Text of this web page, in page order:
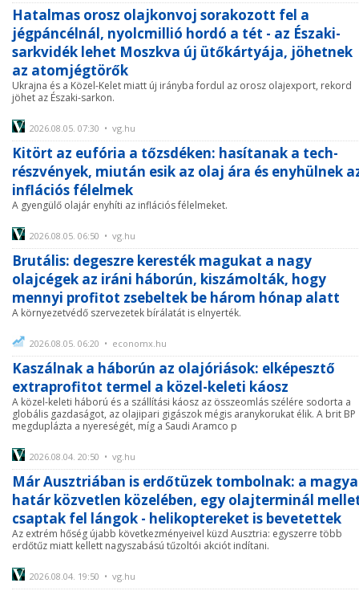
Hatalmas orosz olajkonvoj sorakozott fel a
jégpáncélnál, nyolcmillió hordó a tét - az Északi-
sarkvidék lehet Moszkva új ütőkártyája, jöhetnek
az atomjégtörők
Ukrajna és a Közel-Kelet miatt új irányba fordul az orosz olajexport, rekord
jöhet az Északi-sarkon.
2026.08.05. 07:30 • vg.hu
Kitört az eufória a tőzsdéken: hasítanak a tech-
részvények, miután esik az olaj ára és enyhülnek
inflációs félelmek
A gyengülő olajár enyhíti az inflációs félelmeket.
2026.08.05. 06:50 • vg.hu
Brutális: degeszre keresték magukat a nagy
olajcégek az iráni háborún, kiszámolták, hogy
mennyi profitot zsebeltek be három hónap alatt
A környezetvédő szervezetek bírálatát is elnyerték.
2026.08.05. 06:20 • economx.hu
Kaszálnak a háborún az olajóriások: elképesztő
extraprofitot termel a közel-keleti káosz
A közel-keleti háború és a szállítási káosz az összeomlás szélére sodorta a
globális gazdaságot, az olajipari gigászok mégis aranykorukat élik. A brit BP
megduplázta a nyereségét, míg a Saudi Aramco p
2026.08.04. 20:50 • vg.hu
Már Ausztriában is erdőtüzek tombolnak: a
határ közvetlen közelében, egy olajterminál
csaptak fel lángok - helikoptereket is bevetettek
Az extrém hőség újabb következményeivel küzd Ausztria: egyszerre több
erdőtűz miatt kellett nagyszabású tűzoltói akciót indítani.
2026.08.04. 19:50 • vg.hu